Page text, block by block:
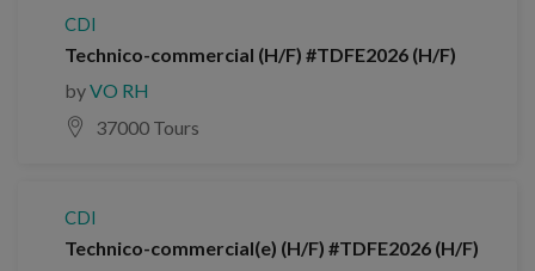
CDI
Technico-commercial (H/F) #TDFE2026 (H/F)
byVO RH
37000 Tours
CDI
Technico-commercial(e) (H/F) #TDFE2026 (H/F)